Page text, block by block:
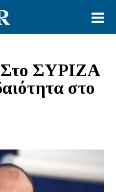
Στο ΣΥΡΙΖΑ
στο